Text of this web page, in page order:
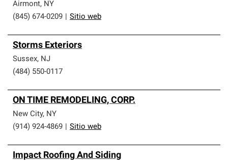
Airmont, NY
(845) 674-0209
Sitio web
Storms Exteriors
Sussex, NJ
(484) 550-0117
ON TIME REMODELING, CORP.
New City, NY
(914) 924-4869
Sitio web
Impact Roofing And Siding